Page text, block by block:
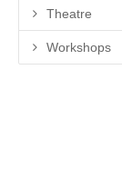
Theatre
Workshops